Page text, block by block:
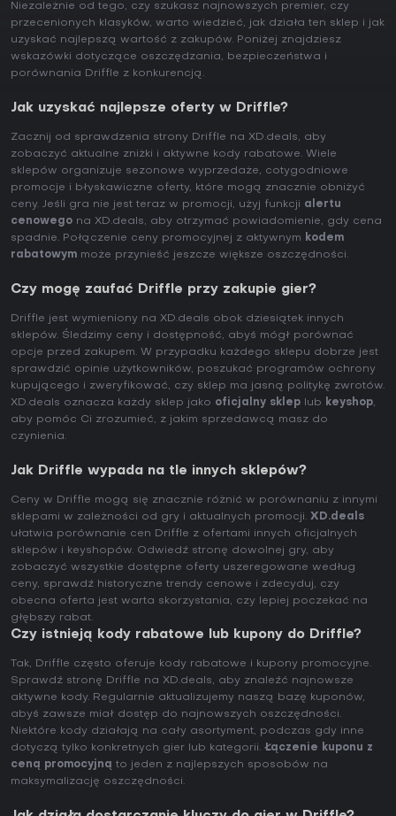
Niezależnie od tego, czy szukasz najnowszych premier, czy
przecenionych klasyków, warto wiedzieć, jak działa ten sklep i jak
uzyskać najlepszą wartość z zakupów. Poniżej znajdziesz
wskazówki dotyczące oszczędzania, bezpieczeństwa i
porównania Driffle z konkurencją.
Jak uzyskać najlepsze oferty w Driffle?
Zacznij od sprawdzenia strony Driffle na XD.deals, aby
zobaczyć aktualne zniżki i aktywne kody rabatowe. Wiele
sklepów organizuje sezonowe wyprzedaże, cotygodniowe
promocje i błyskawiczne oferty, które mogą znacznie obniżyć
ceny. Jeśli gra nie jest teraz w promocji, użyj funkcji alertu
cenowego na XD.deals, aby otrzymać powiadomienie, gdy cena
spadnie. Połączenie ceny promocyjnej z aktywnym
kodem
rabatowym może przynieść jeszcze większe oszczędności.
Czy mogę zaufać Driffle przy zakupie gier?
Driffle jest wymieniony na XD.deals obok dziesiątek innych
sklepów. Śledzimy ceny i dostępność, abyś mógł porównać
opcje przed zakupem. W przypadku każdego sklepu dobrze jest
sprawdzić opinie użytkowników, poszukać programów ochrony
kupującego i zweryfikować, czy sklep ma jasną politykę zwrotów.
XD.deals oznacza każdy sklep jako oficjalny sklep lub keyshop,
aby pomóc Ci zrozumieć, z jakim sprzedawcą masz do
czynienia.
Jak Driffle wypada na tle innych sklepów?
Ceny w Driffle mogą się znacznie różnić w porównaniu z innymi
sklepami w zależności od gry i aktualnych promocji. XD.deals
ułatwia porównanie cen Driffle z ofertami innych oficjalnych
sklepów i keyshopów. Odwiedź stronę dowolnej gry, aby
zobaczyć wszystkie dostępne oferty uszeregowane według
ceny, sprawdź historyczne trendy cenowe i zdecyduj, czy
obecna oferta jest warta skorzystania, czy lepiej poczekać na
głębszy rabat.
Czy istnieją kody rabatowe lub kupony do Driffle?
Tak, Driffle często oferuje kody rabatowe i kupony promocyjne.
Sprawdź stronę Driffle na XD.deals, aby znaleźć najnowsze
aktywne kody. Regularnie aktualizujemy naszą bazę kuponów,
abyś zawsze miał dostęp do najnowszych oszczędności.
Niektóre kody działają na cały asortyment, podczas gdy inne
dotyczą tylko konkretnych gier lub kategorii. Łączenie kuponu z
ceną promocyjną to jeden z najlepszych sposobów na
maksymalizację oszczędności.